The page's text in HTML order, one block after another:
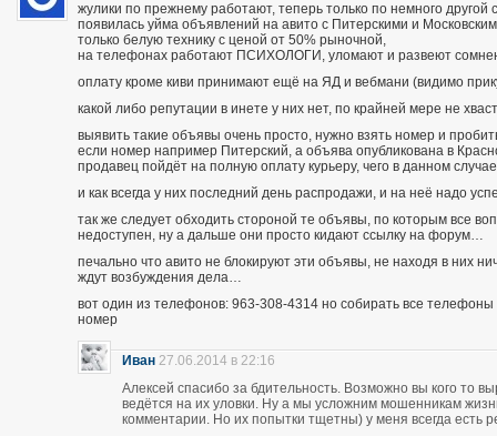
жулики по прежнему работают, теперь только по немного другой
появилась уйма объявлений на авито с Питерскими и
только белую технику с ценой от 50% рыночной,
на телефонах работают ПСИХОЛОГИ, уломают и развеют
оплату кроме киви принимают ещё на ЯД и вебмани (видимо
какой либо репутации в инете у них нет, по крайней мере не
выявить такие объявы очень просто, нужно взять номер и
если номер например Питерский, а объява опубликована в
продавец пойдёт на полную оплату курьеру, чего в данном
и как всегда у них последний день распродажи, и на неё надо
так же следует обходить стороной те объявы, по которым все
недоступен, ну а дальше они просто кидают ссылку на форум…
печально что авито не блокируют эти объявы, не находя в них
ждут возбуждения дела…
вот один из телефонов: 963-308-4314 но собирать все
номер
Иван 27.06.2014 в 22:16
Алексей спасибо за бдительность. Возможно вы кого то
ведётся на их уловки. Ну а мы усложним мошенникам
комментарии. Но их попытки тщетны) у меня всегда есть